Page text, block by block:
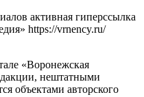
активная гиперссылка
https://vrnency.ru/
«Воронежская
нештатными
объектами авторского